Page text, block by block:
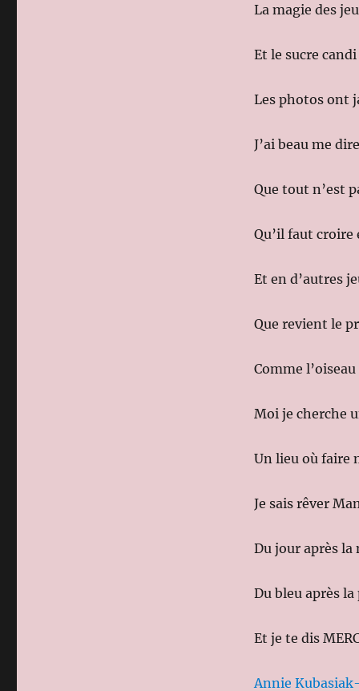
La magie des
Et le sucre candi
Les photos ont
J’ai beau me
Que tout n’est
Qu’il faut croire
Et en d’autres
Que revient le
Comme
Moi je cherche
Un lieu où faire
Je sais rêver
Du jour après la
Du bleu après la
Et je te dis
Annie